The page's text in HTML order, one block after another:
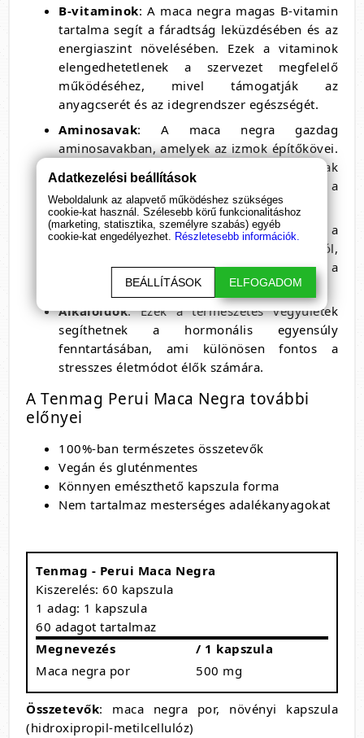
B-vitaminok: A maca negra magas B-vitamin
tartalma segít a fáradtság leküzdésében és az
energiaszint növelésében. Ezek a vitaminok
elengedhetetlenek a szervezet megfelelő
működéséhez, mivel támogatják az
anyagcserét és az idegrendszer egészségét.
Aminosavak: A maca negra gazdag
aminosavakban, amelyek az izmok építőkövei.
Ezek az esszenciális aminosavak hozzájárulnak
a fizikai teljesítmény javításához és a
regeneráció gyorsításához.
Antioxidánsok: Az antioxidánsok védik a
sejteket a szabad gyökök káros hatásaitól,
ezáltal támogatják az immunrendszert és a
bőr egészségét.
Alkaloidok: Ezek a természetes vegyületek
segíthetnek a hormonális egyensúly
fenntartásában, ami különösen fontos a
stresszes életmódot élők számára.
A Tenmag Perui Maca Negra további
előnyei
100%-ban természetes összetevők
Vegán és gluténmentes
Könnyen emészthető kapszula forma
Nem tartalmaz mesterséges adalékanyagokat
Tenmag - Perui Maca Negra
Kiszerelés: 60 kapszula
1 adag: 1 kapszula
60 adagot tartalmaz
Megnevezés
/ 1 kapszula
Maca negra por
500 mg
Összetevők: maca negra por, növényi kapszula
(hidroxipropil-metilcellulóz)
Adatkezelési beállítások
Weboldalunk az alapvető működéshez szükséges
cookie-kat használ. Szélesebb körű funkcionalitáshoz
(marketing, statisztika, személyre szabás) egyéb
cookie-kat engedélyezhet. Részletesebb információk.
BEÁLLÍTÁSOK ELFOGADOM